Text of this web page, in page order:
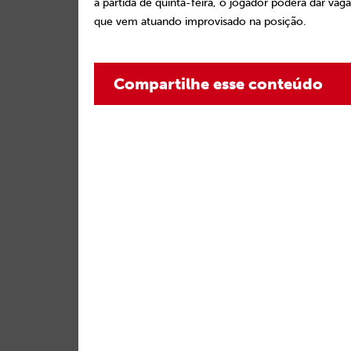
a partida de quinta-feira, o jogador poderá dar
que vem atuando improvisado na posição.
Compartilhe esse conteúdo